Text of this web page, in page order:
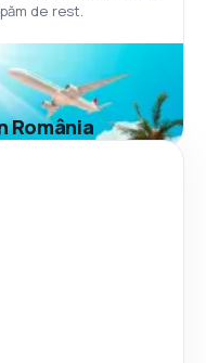
de rest.
România